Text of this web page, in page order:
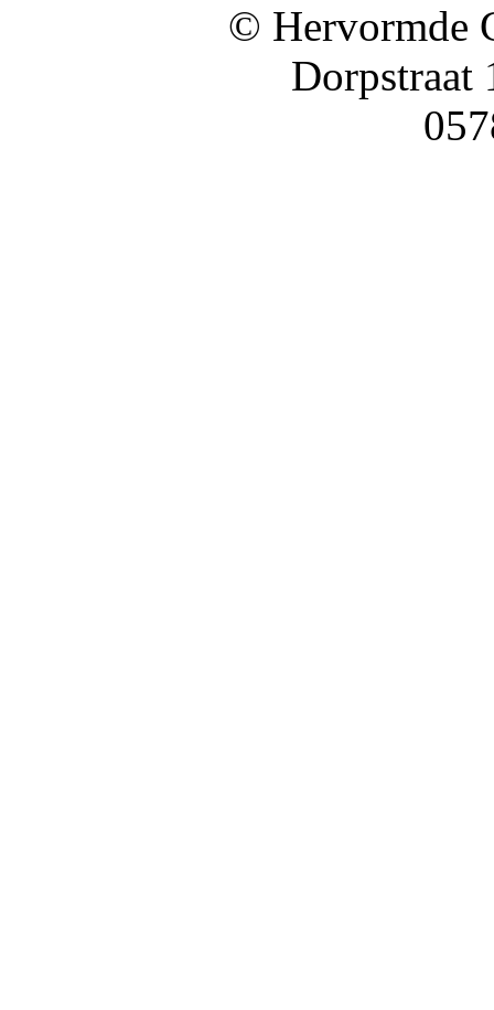
© Hervormde
Dorpstraat